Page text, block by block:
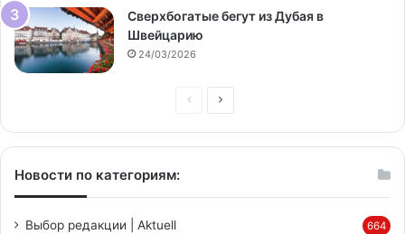
Сверхбогатые бегут из Дубая в
Швейцарию
24/03/2026
Предыдущая
Следующая
Новости по категориям:
Выбор редакции | Aktuell 664